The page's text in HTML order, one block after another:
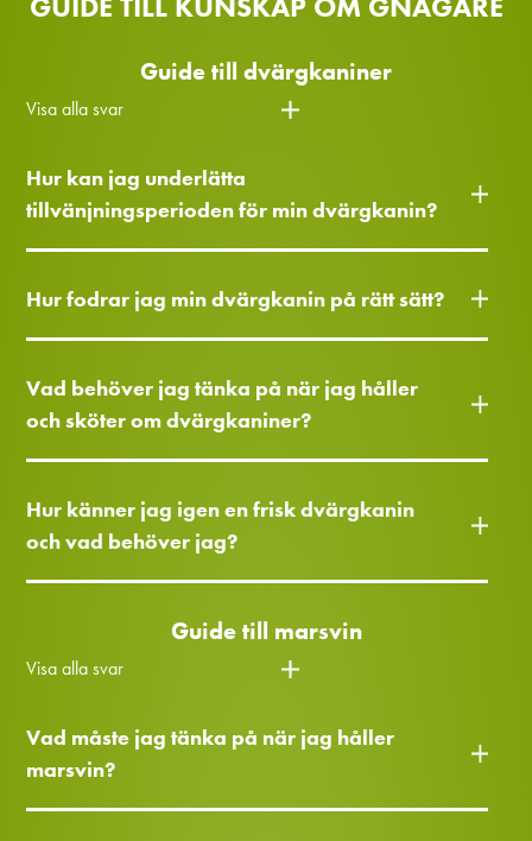
Guide till dvärgkaniner
Visa alla svar
Hur kan jag underlätta
tillvänjningsperioden för min dvärgkanin?
Hur fodrar jag min dvärgkanin på rätt sätt?
Vad behöver jag tänka på när jag håller
och sköter om dvärgkaniner?
Hur känner jag igen en frisk dvärgkanin
och vad behöver jag?
Guide till marsvin
Visa alla svar
Vad måste jag tänka på när jag håller
marsvin?